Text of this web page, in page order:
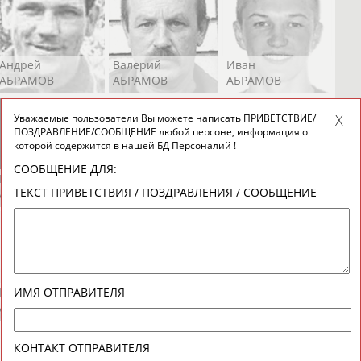
Андрей
АБРАМОВ
Валерий
АБРАМОВ
Иван
АБРАМОВ
Екатерина
АБРАМОВА
Ирина
АБРАМОВА
АБРАМОВА
Иракли
АБРАМЯН
Осеп
АБРАМЯН
АБРАРОВ
Уважаемые пользователи Вы можете написать ПРИВЕТСТВИЕ/
ПОЗДРАВЛЕНИЕ/СООБЩЕНИЕ любой персоне, информация о
которой содержится в нашей БД Персоналий !
СООБЩЕНИЕ ДЛЯ:
ТЕКСТ ПРИВЕТСТВИЯ / ПОЗДРАВЛЕНИЯ / СООБЩЕНИЕ
ИМЯ ОТПРАВИТЕЛЯ
КОНТАКТ ОТПРАВИТЕЛЯ